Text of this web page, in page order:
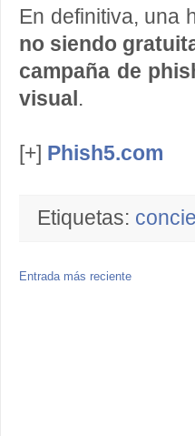
En definitiva, una
no siendo
campaña de
visual .
[+] Phish5.com
Etiquetas:
Entrada más reciente